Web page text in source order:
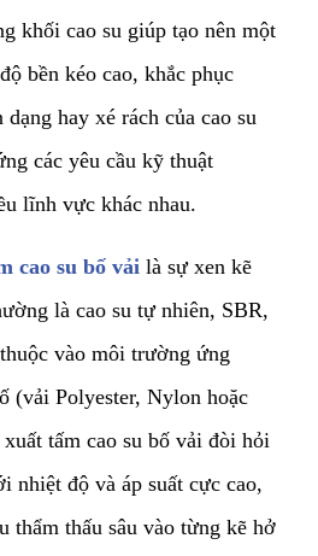
khối cao su giúp tạo nên một
bền kéo cao, khắc phục
hay xé rách của cao su
các yêu cầu kỹ thuật
lĩnh vực khác nhau.
cao su bố vải là sự xen kẽ
là cao su tự nhiên, SBR,
vào môi trường ứng
(vải Polyester, Nylon hoặc
tấm cao su bố vải đòi hỏi
nhiệt độ và áp suất cực cao,
thẩm thấu sâu vào từng kẽ hở